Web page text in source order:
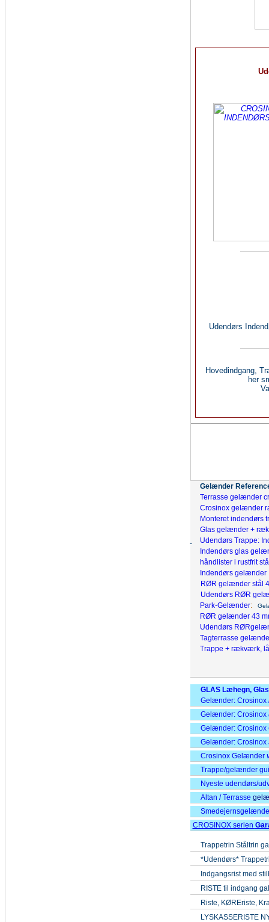
Udendørs
Hovedindgang,
her
Gelænder
Terrasse gelænder
Crosinox gelænder
Monteret
Glas gelænder +
Udendørs Trappe:
Indendørs glas
håndlister i rustfrit
Indendørs gelænder
RØR gelænder stål
Udendørs RØR
Park-Gelænder:
RØR gelænder 43
Udendørs
Tagterrasse
Trappe + rækværk,
GLAS Læhegn,
Gelænder: Crosinox
Gelænder: Crosinox
Gelænder: Crosinox
Gelænder: Crosinox
Crosinox Gelænder
Trappe/gelænder
Nyeste udendørs/
Altan / Terrasse
CROSINOX serien
Trappetrin Ståltrin
*Udendørs*
Indgangsrist med
RISTE til indgang
Riste, KØREriste,
LYSKASSERISTE